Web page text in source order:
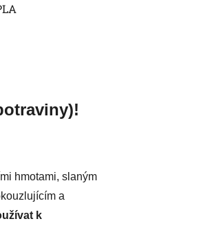
hmotami, slaným
a
k